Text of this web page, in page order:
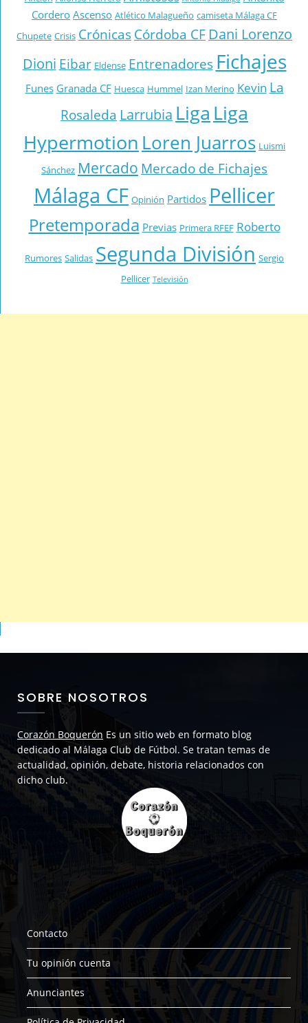
CorderoAscenso Atlético Malagueño camiseta Málaga CF
Chupete Crisis Crónicas Córdoba CF Dani Lorenzo
Dioni Eibar Eldense Entrenadores Fichajes
Funes Granada CF Huesca Hummel Izan Merino Kevin La
Rosaleda Larrubia Liga Liga
Hypermotion Loren Juarros Luismi
Sánchez Mercado Mercado de Fichajes
Málaga CF Opinión Partidos Pellicer
Pretemporada Previas Primera RFEF Roberto
Rumores Salidas Segunda División Sergio
Pellicer Televisión
SOBRE NOSOTROS
Corazón Boquerón Es un sitio web en formato blog
dedicado al Málaga Club de Fútbol. Se tratan temas de
actualidad, opinión, debate, historia relacionados con
dicho club.
Contacto
Tu opinión cuenta
Anunciantes